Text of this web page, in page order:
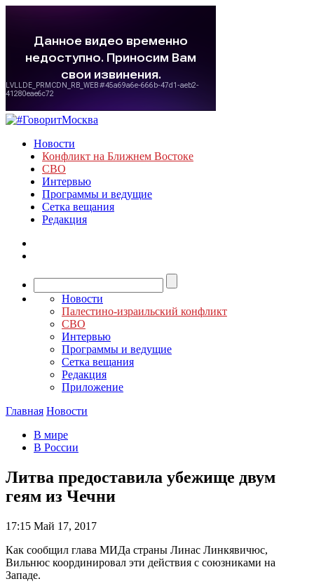
Новости
Конфликт на Ближнем Востоке
СВО
Интервью
Программы и ведущие
Сетка вещания
Редакция
Новости
Палестино-израильский конфликт
СВО
Интервью
Программы и ведущие
Сетка вещания
Редакция
Приложение
Главная Новости
В мире
В России
Литва предоставила убежище двум
геям из Чечни
17:15 Май 17, 2017
Как сообщил глава МИДа страны Линас Линкявичюс,
Вильнюс координировал эти действия с союзниками на
Западе.